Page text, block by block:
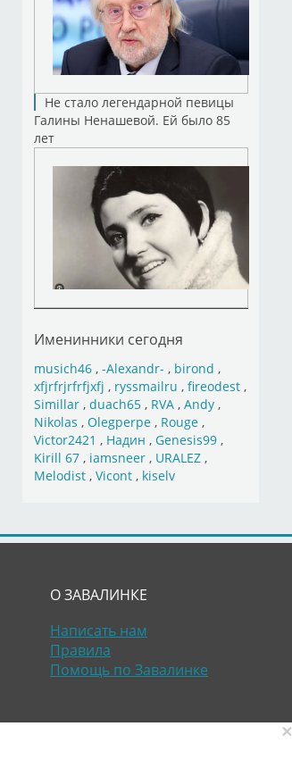
Не стало легендарной певицы
Галины Ненашевой. Ей было 85
лет
Именинники сегодня
musich46, -Alexandr- , birond ,
xfjrfrjrfrfjxfj , ryssmailru , fireodest,
Simillar, duach65, RVA, Andy,
Nikolas , Olegperpe, Rouge,
Victor2421 , Надин , Genesis99,
Kirill 67, iamsneer, URALEZ,
Melodist, Vicont, kiselv
О ЗАВАЛИНКЕ
Написать нам
Правила
Помощь по Завалинке
×